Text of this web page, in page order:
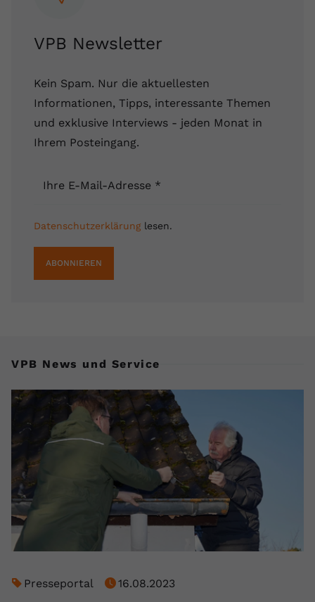
VPB Newsletter
Kein Spam. Nur die aktuellesten
Informationen, Tipps, interessante Themen
und exklusive Interviews - jeden Monat in
Ihrem Posteingang.
Ihre E-Mail-Adresse *
Datenschutzerklärunglesen.
ABONNIEREN
VPB News und Service
Presseportal
16.08.2023
Videos von YouTube der Nutzer
Name yt-remote-connected-devices
YouTube setzt diesen Cookie, um die
speichern, der eingebettete YouTube-